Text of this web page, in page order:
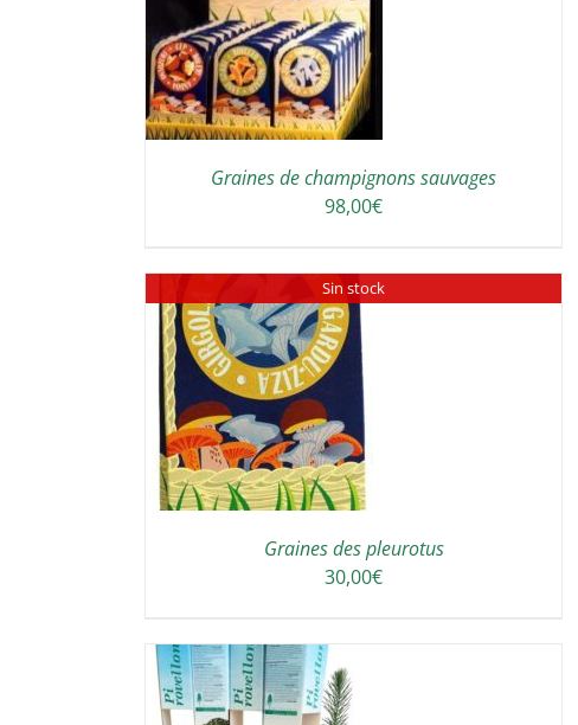
Graines de champignons sauvages
98,00€
Sin stock
Graines des pleurotus
30,00€